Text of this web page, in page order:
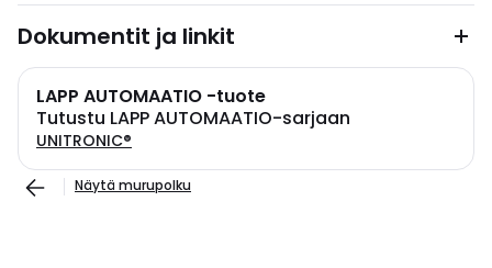
Dokumentit ja linkit
LAPP AUTOMAATIO -tuote
Tutustu LAPP AUTOMAATIO-sarjaan
UNITRONIC®
Näytä murupolku